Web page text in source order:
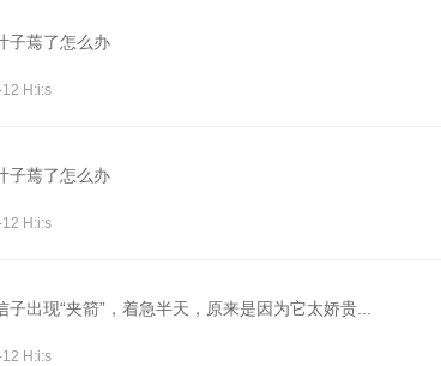
子蔫了怎么办
H:i:s
子蔫了怎么办
H:i:s
子出现“夹箭”，着急半天，原来是因为它太娇贵...
H:i:s